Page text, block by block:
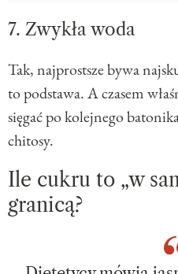
7. Zwykła woda
Tak, najprostsze bywa
to podstawa. A czasem
sięgać po kolejnego
chitosy.
Ile cukru to „w
granicą?